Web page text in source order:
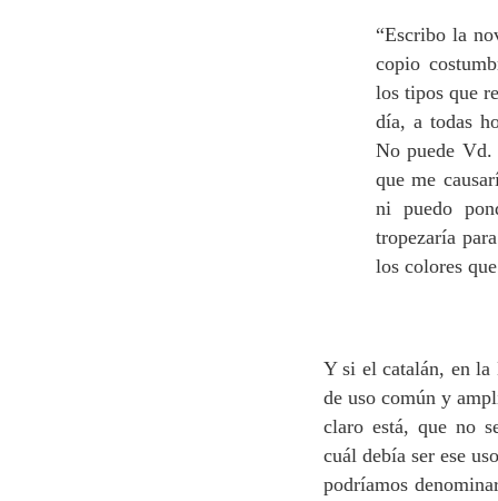
“Escribo la
copio
los tipos que
día, a todas
No puede
que me
ni puedo
tropezaría
los colores
Y si el catalán, en la
de uso común y
claro está, que no
cuál debía ser ese
podríamos